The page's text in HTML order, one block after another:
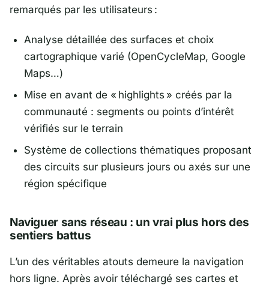
remarqués par les utilisateurs :
Analyse détaillée des surfaces et choix
cartographique varié (OpenCycleMap, Google
Maps…)
Mise en avant de « highlights » créés par la
communauté : segments ou points d’intérêt
vérifiés sur le terrain
Système de collections thématiques proposant
des circuits sur plusieurs jours ou axés sur une
région spécifique
Naviguer sans réseau : un vrai plus hors des
sentiers battus
L’un des véritables atouts demeure la navigation
hors ligne. Après avoir téléchargé ses cartes et